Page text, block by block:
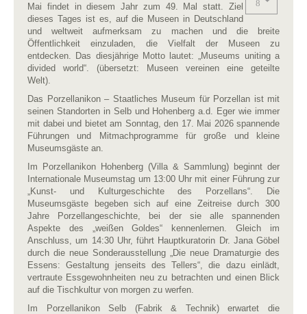
Mai findet in diesem Jahr zum 49. Mal statt. Ziel
dieses Tages ist es, auf die Museen in Deutschland
und weltweit aufmerksam zu machen und die breite
Öffentlichkeit einzuladen, die Vielfalt der Museen zu
entdecken. Das diesjährige Motto lautet: „Museums uniting a
divided world“. (übersetzt: Museen vereinen eine geteilte
Welt).
Das Porzellanikon – Staatliches Museum für Porzellan ist mit
seinen Standorten in Selb und Hohenberg a.d. Eger wie immer
mit dabei und bietet am Sonntag, den 17. Mai 2026 spannende
Führungen und Mitmachprogramme für große und kleine
Museumsgäste an.
Im Porzellanikon Hohenberg (Villa & Sammlung) beginnt der
Internationale Museumstag um 13:00 Uhr mit einer Führung zur
„Kunst- und Kulturgeschichte des Porzellans“. Die
Museumsgäste begeben sich auf eine Zeitreise durch 300
Jahre Porzellangeschichte, bei der sie alle spannenden
Aspekte des „weißen Goldes“ kennenlernen. Gleich im
Anschluss, um 14:30 Uhr, führt Hauptkuratorin Dr. Jana Göbel
durch die neue Sonderausstellung „Die neue Dramaturgie des
Essens: Gestaltung jenseits des Tellers“, die dazu einlädt,
vertraute Essgewohnheiten neu zu betrachten und einen Blick
auf die Tischkultur von morgen zu werfen.
Im Porzellanikon Selb (Fabrik & Technik) erwartet die